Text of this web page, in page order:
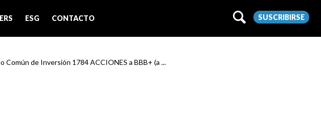
ESG CONTACTO SUSCRIBIRSE
Común de Inversión 1784 ACCIONES a BBB+ (a ...